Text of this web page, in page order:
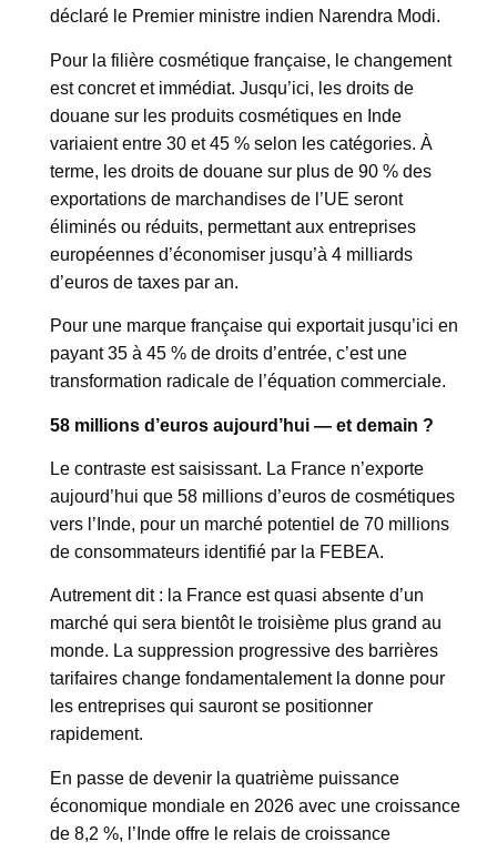
déclaré le Premier ministre indien Narendra Modi.
Pour la filière cosmétique française, le changement
est concret et immédiat. Jusqu’ici, les droits de
douane sur les produits cosmétiques en Inde
variaient entre 30 et 45 % selon les catégories. À
terme, les droits de douane sur plus de 90 % des
exportations de marchandises de l’UE seront
éliminés ou réduits, permettant aux entreprises
européennes d’économiser jusqu’à 4 milliards
d’euros de taxes par an.
Pour une marque française qui exportait jusqu’ici en
payant 35 à 45 % de droits d’entrée, c’est une
transformation radicale de l’équation commerciale.
58 millions d’euros aujourd’hui — et demain ?
Le contraste est saisissant. La France n’exporte
aujourd’hui que 58 millions d’euros de cosmétiques
vers l’Inde, pour un marché potentiel de 70 millions
de consommateurs identifié par la FEBEA.
Autrement dit : la France est quasi absente d’un
marché qui sera bientôt le troisième plus grand au
monde. La suppression progressive des barrières
tarifaires change fondamentalement la donne pour
les entreprises qui sauront se positionner
rapidement.
En passe de devenir la quatrième puissance
économique mondiale en 2026 avec une croissance
de 8,2 %, l’Inde offre le relais de croissance